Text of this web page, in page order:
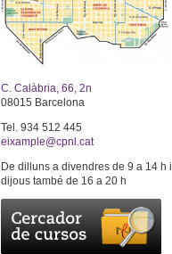
C. Calàbria, 66, 2n
08015 Barcelona
Tel. 934 512 445
eixample@cpnl.cat
De dilluns a divendres de 9 a 14 h i
dijous també de 16 a 20 h